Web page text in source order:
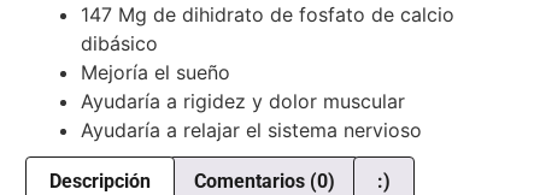
147 Mg de dihidrato de fosfato de calcio
dibásico
Mejoría el sueño
Ayudaría a rigidez y dolor muscular
Ayudaría a relajar el sistema nervioso
Descripción Comentarios (0) :)